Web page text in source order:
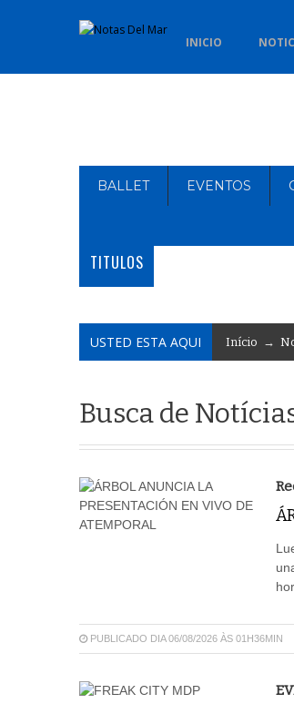
INICIO
BALLET EVENTOS
TITULOS
USTED ESTA AQUI Início →
Busca de
PUBLICADO DIA 06/08/2026 ÀS 01H36MIN